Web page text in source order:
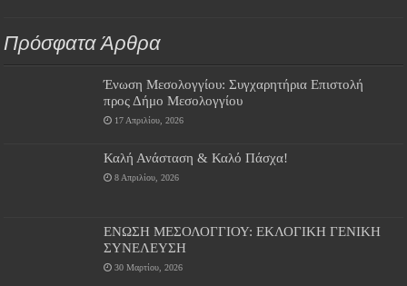
Πρόσφατα Άρθρα
Ένωση Μεσολογγίου: Συγχαρητήρια Επιστολή
προς Δήμο Μεσολογγίου
17 Απριλίου, 2026
Καλή Ανάσταση & Καλό Πάσχα!
8 Απριλίου, 2026
ΕΝΩΣΗ ΜΕΣΟΛΟΓΓΙΟΥ: ΕΚΛΟΓΙΚΗ ΓΕΝΙΚΗ
ΣΥΝΕΛΕΥΣΗ
30 Μαρτίου, 2026